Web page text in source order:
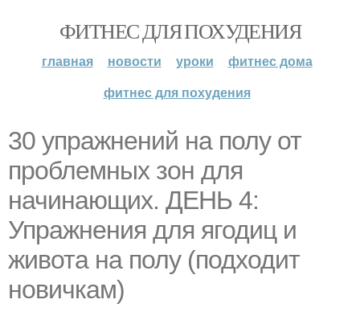
ФИТНЕС ДЛЯ ПОХУДЕНИЯ
главная новости уроки
фитнес дома
фитнес для похудения
30 упражнений на полу от
проблемных зон для
начинающих. ДЕНЬ 4:
Упражнения для ягодиц и
живота на полу (подходит
новичкам)